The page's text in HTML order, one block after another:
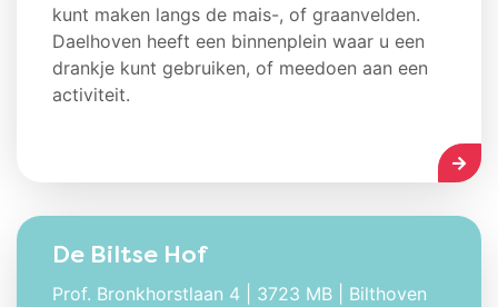
kunt maken langs de mais-, of graanvelden.
Daelhoven heeft een binnenplein waar u een
drankje kunt gebruiken, of meedoen aan een
activiteit.
De Biltse Hof
Prof. Bronkhorstlaan 4 | 3723 MB | Bilthoven